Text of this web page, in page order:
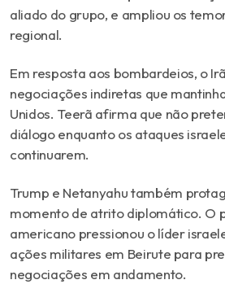
aliado do grupo, e ampliou os
regional.
Em resposta aos bombardeios, o
negociações indiretas que
Unidos. Teerã afirma que não
diálogo enquanto os ataques
continuarem.
Trump e Netanyahu também
momento de atrito diplomático. O
americano pressionou o líder
ações militares em Beirute para
negociações em andamento.